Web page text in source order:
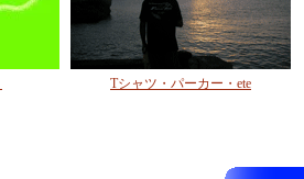
Tシャツ・パーカー・ete